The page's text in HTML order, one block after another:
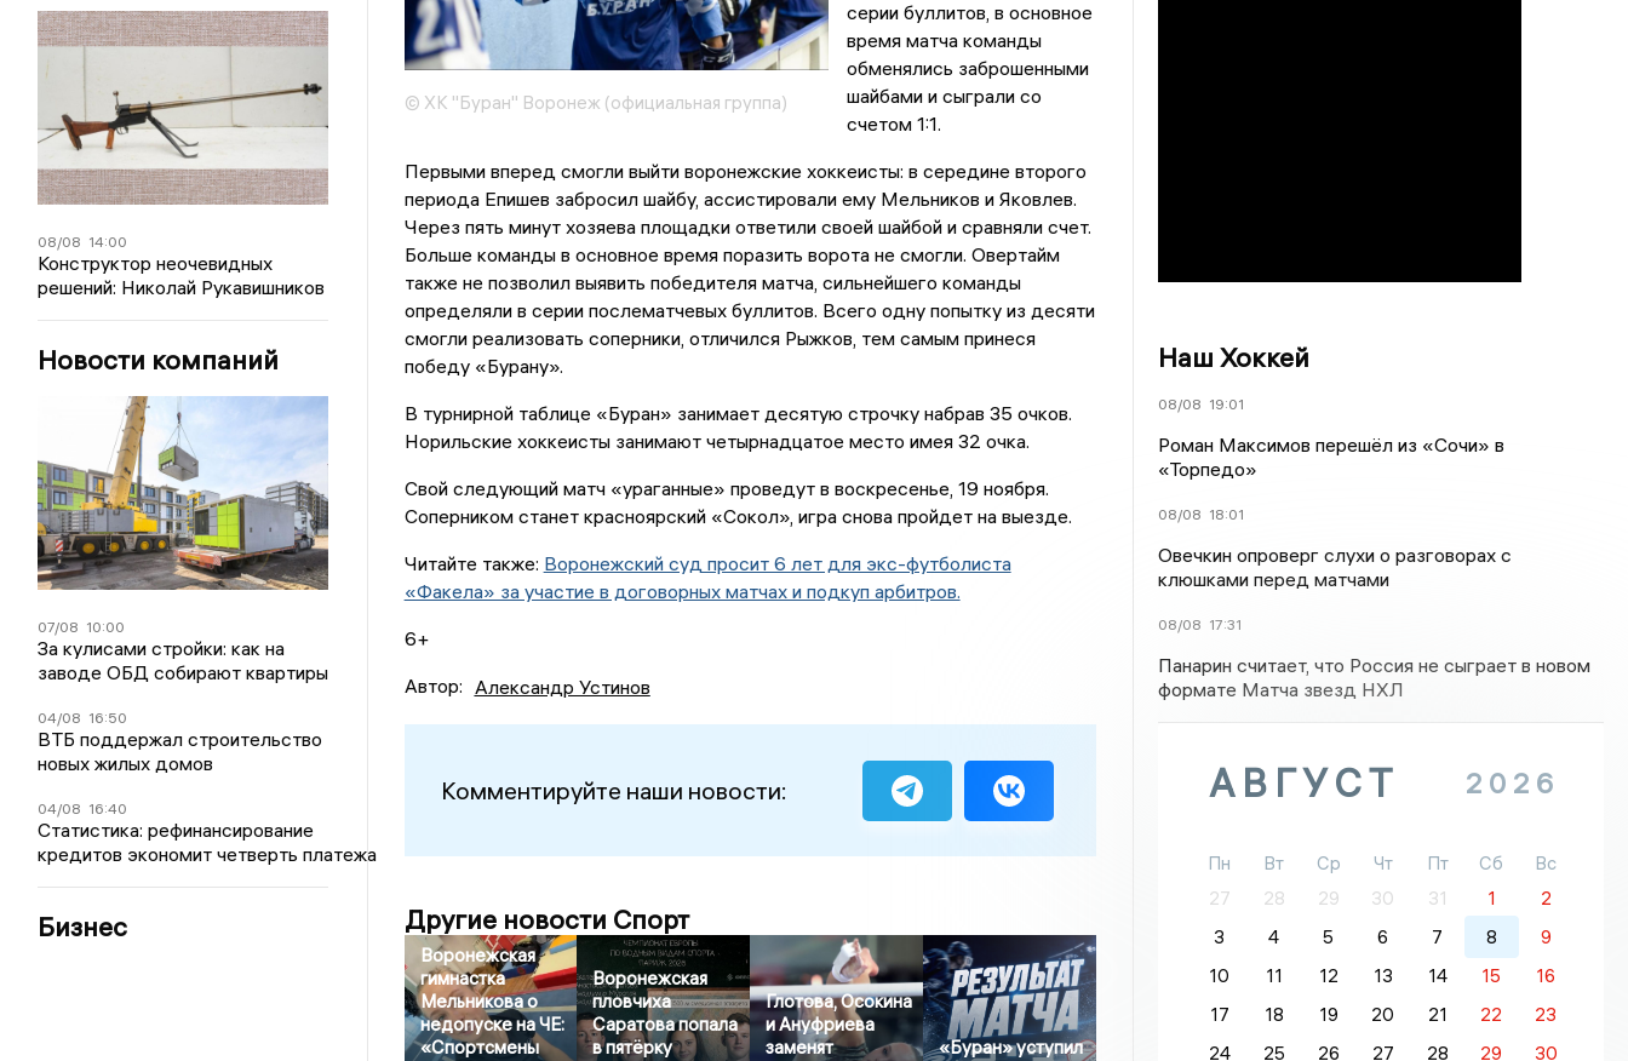
08/08 14:00
Конструктор неочевидных
решений: Николай Рукавишников
Новости компаний
07/08 10:00
За кулисами стройки: как на
заводе ОБД собирают квартиры
04/08 16:50
ВТБ поддержал строительство
новых жилых домов
04/08 16:40
Статистика: рефинансирование
кредитов экономит четверть платежа
Бизнес
© ХК "Буран" Воронеж (официальная группа)
серии буллитов, в основное
время матча команды
обменялись заброшенными
шайбами и сыграли со
счетом 1:1.
Первыми вперед смогли выйти воронежские хоккеисты: в середине второго
периода Епишев забросил шайбу, ассистировали ему Мельников и Яковлев.
Через пять минут хозяева площадки ответили своей шайбой и сравняли счет.
Больше команды в основное время поразить ворота не смогли. Овертайм
также не позволил выявить победителя матча, сильнейшего команды
определяли в серии послематчевых буллитов. Всего одну попытку из десяти
смогли реализовать соперники, отличился Рыжков, тем самым принеся
победу «Бурану».
В турнирной таблице «Буран» занимает десятую строчку набрав 35 очков.
Норильские хоккеисты занимают четырнадцатое место имея 32 очка.
Свой следующий матч «ураганные» проведут в воскресенье, 19 ноября.
Соперником станет красноярский «Сокол», игра снова пройдет на выезде.
Читайте также: Воронежский суд просит 6 лет для экс-футболиста
«Факела» за участие в договорных матчах и подкуп арбитров.
6+
Автор: Александр Устинов
Комментируйте наши новости:
Другие новости Спорт
Воронежская
гимнастка
Мельникова о
недопуске на ЧЕ:
«Спортсмены
Воронежская
пловчиха
Саратова попала
в пятёрку
Глотова, Осокина
и Ануфриева
заменят
«Буран» уступил
Наш Хоккей
08/08 19:01
Роман Максимов перешёл из «Сочи» в
«Торпедо»
08/08 18:01
Овечкин опроверг слухи о разговорах с
клюшками перед матчами
08/08 17:31
Панарин считает, что Россия не сыграет в новом
формате Матча звезд НХЛ
АВГУСТ 2026
Пн Вт Ср Чт Пт Сб
Вс
27
28 29 30 31 1
2
3
4 5 6 7 8
9
10
11 12 13 14 15
16
17
18 19 20 21 22
23
24
25 26 27 28 29
30